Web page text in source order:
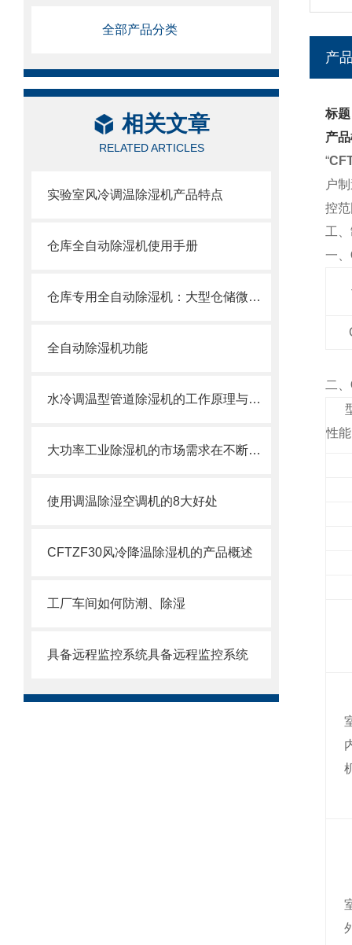
全部产品分类
相关文章
RELATED ARTICLES
实验室风冷调温除湿机产品特点
仓库全自动除湿机使用手册
仓库专用全自动除湿机：大型仓储微气候的智能守护者
全自动除湿机功能
水冷调温型管道除湿机的工作原理与能效优化
大功率工业除湿机的市场需求在不断地增加
使用调温除湿空调机的8大好处
CFTZF30风冷降温除湿机的产品概述
工厂车间如何防潮、除湿
具备远程监控系统具备远程监控系统
产
标
产
“
户
控
工
一、
二、
性能